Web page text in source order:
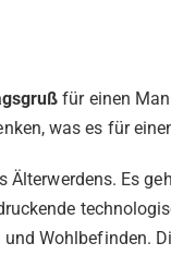
für einen
was es für
Älterwerdens. Es
Wohlbefinden.